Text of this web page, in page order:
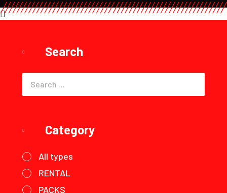
Search
Category
All types
RENTAL
PACKS